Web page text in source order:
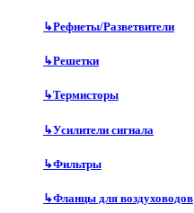
↳Рефнеты/Разветвители
↳Решетки
↳Термисторы
↳Усилители сигнала
↳Фильтры
↳Фланцы для воздуховодов